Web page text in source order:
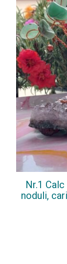
Nr.1
noduli,